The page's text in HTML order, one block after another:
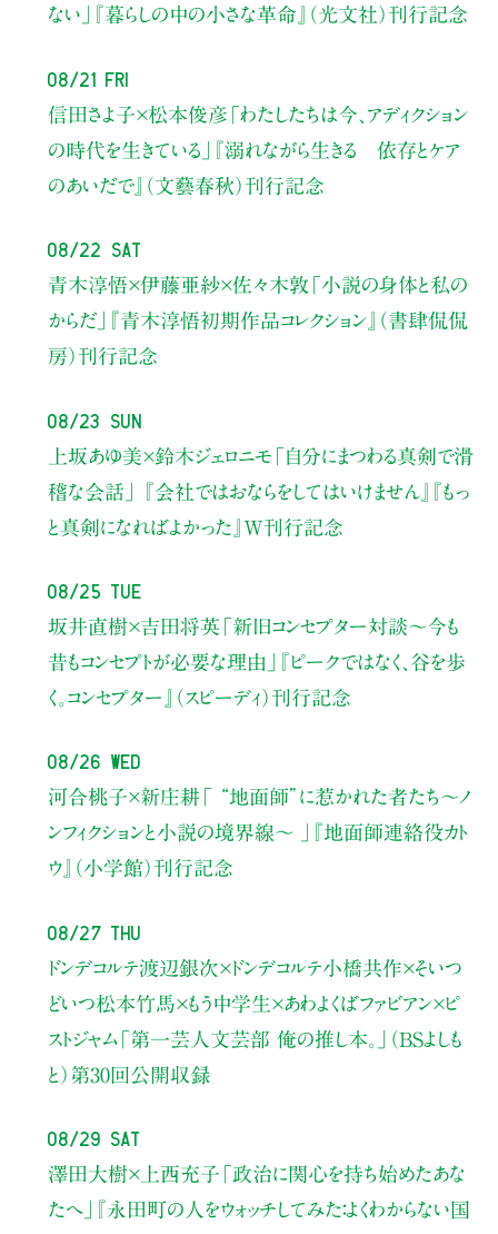
ない」
『暮らしの中の小さな革命』（光文社）刊行記念
08/21 Fri
信田さよ子×松本俊彦 「わたしたちは今、アディクション
の時代を生きている」
『溺れながら生きる 依存とケア
のあいだで』（文藝春秋）刊行記念
08/22 Sat
青木淳悟×伊藤亜紗×佐々木敦 「小説の身体と私の
からだ」
『青木淳悟初期作品コレクション』（書肆侃侃
房）刊行記念
08/23 Sun
上坂あゆ美×鈴木ジェロニモ 「自分にまつわる真剣で滑
稽な会話」
『会社ではおならをしてはいけません』『もっ
と真剣になればよかった』W刊行記念
08/25 Tue
坂井直樹×吉田将英「新旧コンセプター対談～今も
昔もコンセプトが必要な理由」
『ピークではなく、谷を歩
く。コンセプター』（スピーディ）刊行記念
08/26 Wed
河合桃子×新庄耕「 “地面師”に惹かれた者たち〜ノ
ンフィクションと小説の境界線〜 」
『地面師連絡役カト
ウ』（小学館）刊行記念
08/27 Thu
ドンデコルテ渡辺銀次×ドンデコルテ小橋共作×そいつ
どいつ松本竹馬×もう中学生×あわよくばファビアン×ピ
ストジャム「第一芸人文芸部 俺の推し本。」（BSよしも
と） 第30回公開収録
08/29 Sat
澤田大樹×上西充子 「政治に関心を持ち始めたあな
たへ」
『永田町の人をウォッチしてみた：よくわからない国